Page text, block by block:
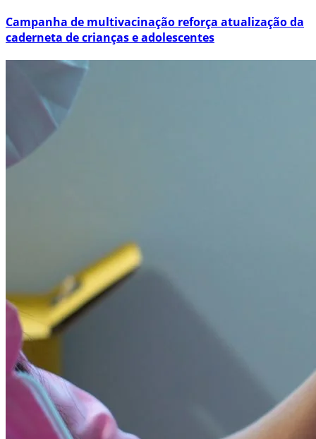
Campanha de multivacinação reforça atualização da
caderneta de crianças e adolescentes